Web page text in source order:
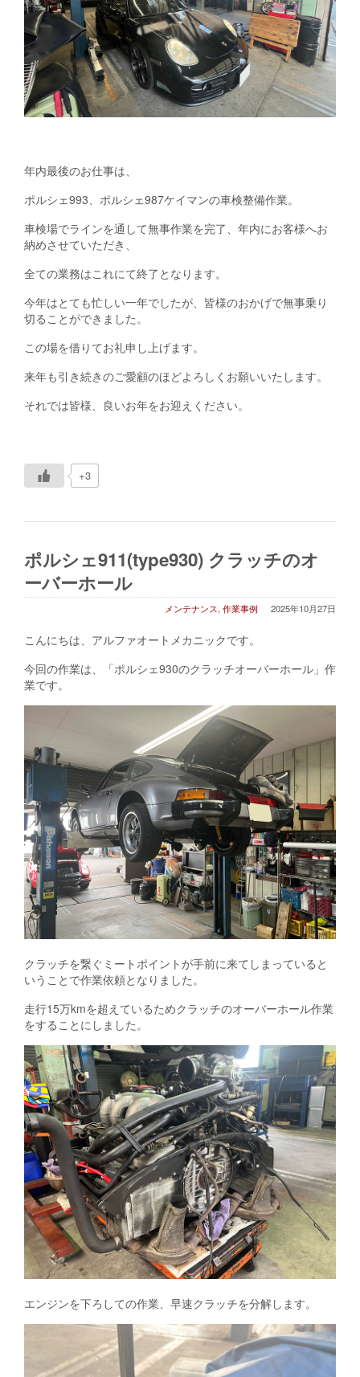
年内最後のお仕事は、
ポルシェ993、ポルシェ987ケイマンの車検整備作業。
車検場でラインを通して無事作業を完了、年内にお客様へお
納めさせていただき、
全ての業務はこれにて終了となります。
今年はとても忙しい一年でしたが、皆様のおかげで無事乗り
切ることができました。
この場を借りてお礼申し上げます。
来年も引き続きのご愛顧のほどよろしくお願いいたします。
それでは皆様、良いお年をお迎えください。
+3
ポルシェ911(type930) クラッチのオ
ーバーホール
2025年10月27日
メンテナンス, 作業事例
こんにちは、アルファオートメカニックです。
今回の作業は、「ポルシェ930のクラッチオーバーホール」作
業です。
クラッチを繋ぐミートポイントが手前に来てしまっていると
いうことで作業依頼となりました。
走行15万kmを超えているためクラッチのオーバーホール作業
をすることにしました。
エンジンを下ろしての作業、早速クラッチを分解します。